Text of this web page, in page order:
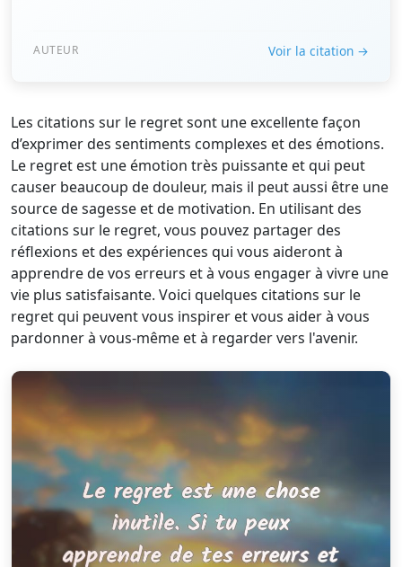
AUTEUR Voir la citation →
Les citations sur le regret sont une excellente façon
d’exprimer des sentiments complexes et des émotions.
Le regret est une émotion très puissante et qui peut
causer beaucoup de douleur, mais il peut aussi être une
source de sagesse et de motivation. En utilisant des
citations sur le regret, vous pouvez partager des
réflexions et des expériences qui vous aideront à
apprendre de vos erreurs et à vous engager à vivre une
vie plus satisfaisante. Voici quelques citations sur le
regret qui peuvent vous inspirer et vous aider à vous
pardonner à vous-même et à regarder vers l'avenir.